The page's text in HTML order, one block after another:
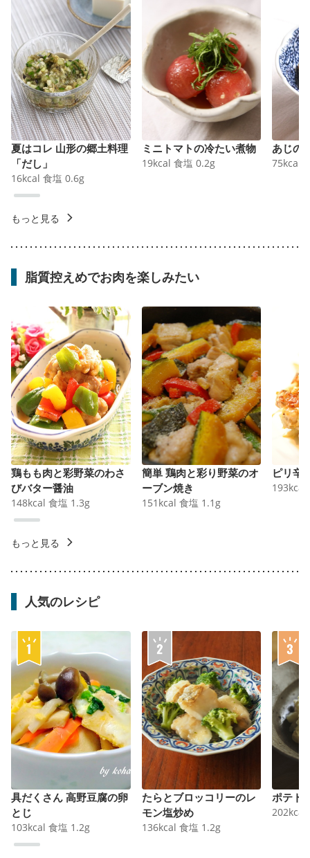
夏はコレ 山形の郷土料理
「だし」
16kcal 食塩 0.6g
ミニトマトの冷たい煮物
19kcal 食塩 0.2g
あじの
75kcal
もっと見る
脂質控えめでお肉を楽しみたい
鶏もも肉と彩野菜のわさ
びバター醤油
148kcal 食塩 1.3g
簡単 鶏肉と彩り野菜のオ
ーブン焼き
151 kcal 食塩 1.1 g
ピリ辛
193kcal
もっと見る
人気のレシピ
具だくさん 高野豆腐の卵
とじ
103kcal 食塩 1.2g
たらとブロッコリーのレ
モン塩炒め
136kcal 食塩 1.2g
ポテト
202kcal